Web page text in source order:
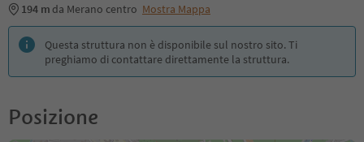
194 m da Merano centro Mostra Mappa
Questa struttura non è disponibile sul nostro sito. Ti
preghiamo di contattare direttamente la struttura.
Posizione